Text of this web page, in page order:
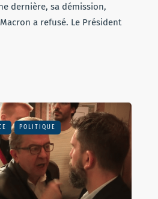
dernière, sa démission,
a refusé. Le Président
POLITIQUE